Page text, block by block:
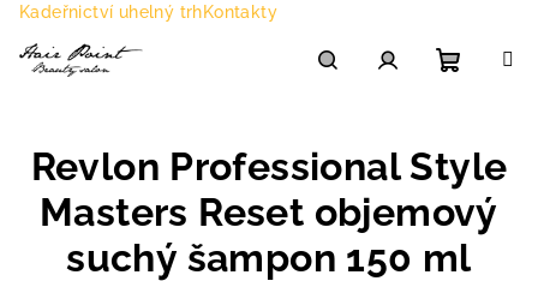
Přejít
obsah
Kadeřnictví uhelný trhKontakty
košík
Revlon Professional Style
Masters Reset objemový
suchý šampon 150 ml